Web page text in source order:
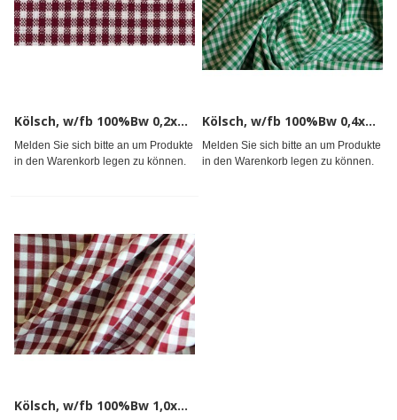
Kölsch, w/fb 100%Bw 0,2x0,2cm 145cm
Melden Sie sich bitte an um Produkte
in den Warenkorb legen zu können.
Kölsch, w/fb 100%Bw 0,4x0,4cm 145cm
Melden Sie sich bitte an um Produkte
in den Warenkorb legen zu können.
Kölsch, w/fb 100%Bw 1,0x1,0cm 145cm